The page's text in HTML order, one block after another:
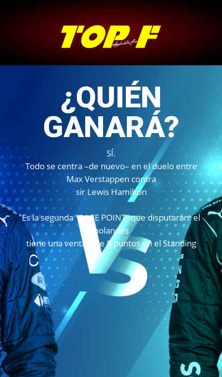
¿QUIÉN
GANARÁ?
SÍ.
Todo se centra –de nuevo– en el duelo entre
Max Verstappen contra
sir Lewis Hamilton
Es la segunda “RACE POINT” que disputarán: el
holandés
tiene una ventaja de 8 puntos en el Standing